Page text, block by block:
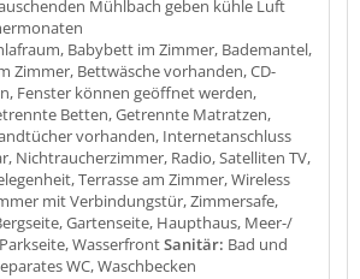
Mühlbach geben kühle Luft
Babybett im Zimmer, Bademantel,
Zimmer, Bettwäsche vorhanden, CD-
Fenster können geöffnet werden,
Betten, Getrennte Matratzen,
vorhanden, Internetanschluss
Nichtraucherzimmer, Radio, Satelliten TV,
Terrasse am Zimmer, Wireless
mit Verbindungstür, Zimmersafe,
Gartenseite, Haupthaus, Meer-/
WasserfrontSanitär: Bad und
WC, Waschbecken